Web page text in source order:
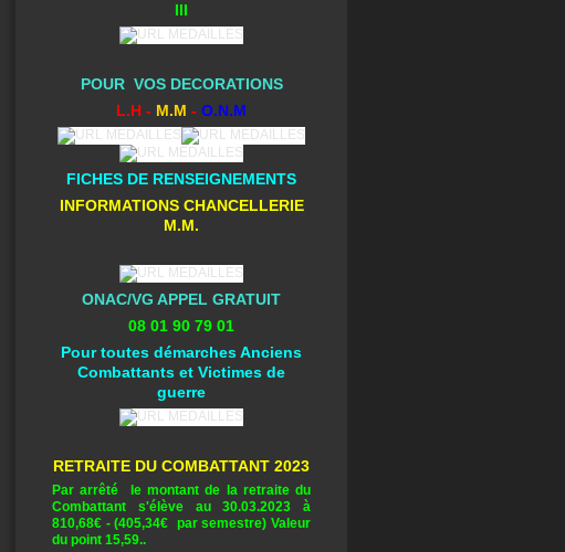
III
POUR VOS DECORATIONS
L.H - M.M - O.N.M
FICHES DE RENSEIGNEMENTS
INFORMATIONS CHANCELLERIE
M.M.
ONAC/VG APPEL GRATUIT
08 01 90 79 01
Pour toutes démarches Anciens
Combattants et Victimes de
guerre
RETRAITE DU COMBATTANT 2023
Par arrêté le montant de la retraite du
Combattant s'élève au 30.03.2023 à
810,68€ - (405,34€ par semestre) Valeur
du point 15,59..